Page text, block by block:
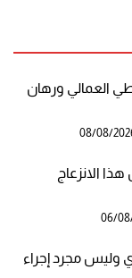
العمالي ورهان
08/08/
الانزعاج
06/
وليس مجرد إجراء